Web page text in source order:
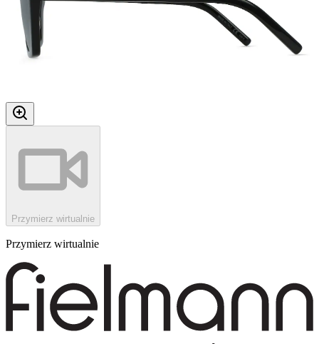
Przymierz wirtualnie
Przymierz wirtualnie